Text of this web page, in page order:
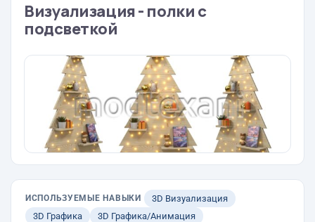
Визуализация - полки с
подсветкой
ИСПОЛЬЗУЕМЫЕ НАВЫКИ
3D Визуализация
3D Графика
3D Графика/Анимация